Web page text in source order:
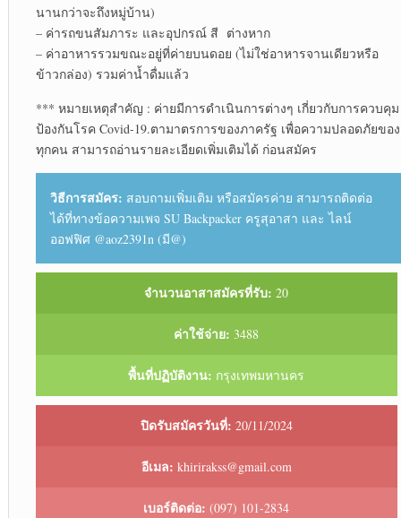
นานกว่าจะถึง​หมู่บ้าน)​
– ค่ารถขนสัมภาระ และอุปกรณ์​ สี ต่างหาก
– ค่าอาหารรวมขณะอยู่ที่ค่ายบนดอย (ไม่ใช่อาหารจานเดียวหรือ
ข้าวกล่อง)​ รวมค่าน้ำดื่มแล้ว
*** หมายเหตุ​สำคัญ​ : ค่ายมีการดำเนินการต่างๆ เกี่ยวกับ​การควบคุม
ป้องกัน​โรค Covid-19.ตามาตรการ​ของภาครัฐ เพื่อความปลอดภัยของ
ทุกคน สามารถอ่านรายละเอียด​เพิ่มเติม​ได้ ก่อนสมัคร
วิธีการสมัคร: สอบถาม​เพิ่มเติม​ หรือสมัครค่าย สามารถ​ติดต่อ​
ได้ที่​ทางข้อความ​เพจ SU Backpacker ครูสุอาสา ​และ​ ไลน์​
ออฟฟิศ​ @aoz2391n (มี@)
จำนวนอาสาสมัครที่รับ: 20
ค่าใช้จ่าย: 3488
พื้นที่ปฏิบัติงาน: กรุงเทพมหานคร
ปิดรับสมัครวันที่: 20/11/2024
อีเมล: khirirakss@gmail.com
เบอร์ติดต่อ: (097) 101-2834